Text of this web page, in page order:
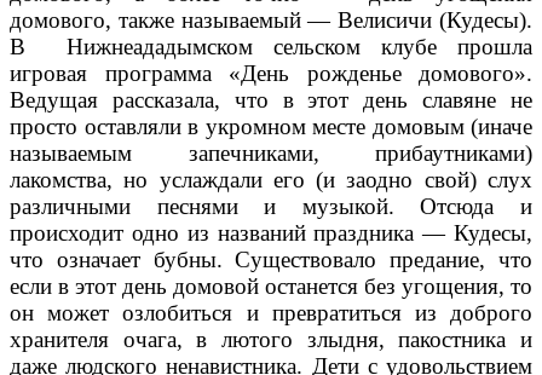
домового, также называемый — Велисичи (Кудесы).
В Нижнеададымском сельском клубе прошла
игровая программа «День рожденье домового».
Ведущая рассказала, что в этот день славяне не
просто оставляли в укромном месте домовым (иначе
называемым запечниками, прибаутниками)
лакомства, но услаждали его (и заодно свой) слух
различными песнями и музыкой. Отсюда и
происходит одно из названий праздника — Кудесы,
что означает бубны. Существовало предание, что
если в этот день домовой останется без угощения, то
он может озлобиться и превратиться из доброго
хранителя очага, в лютого злыдня, пакостника и
даже людского ненавистника. Дети с удовольствием